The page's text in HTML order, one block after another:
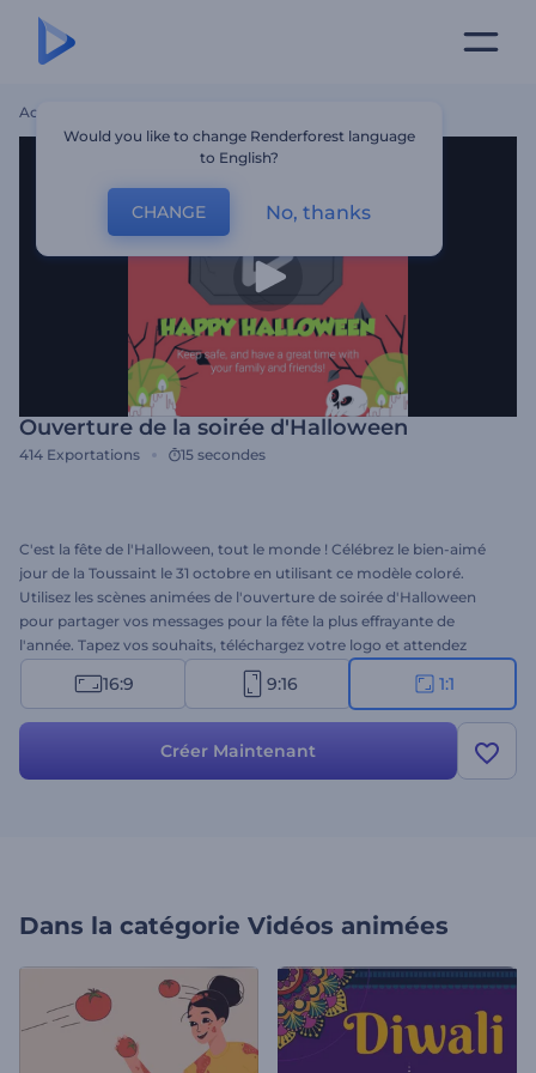
Accueil
Ouverture de la soirée d'Halloween
414 Exportations 15 secondes
C'est la fête de l'Halloween, tout le monde ! Célébrez le bien-aimé
jour de la Toussaint le 31 octobre en utilisant ce modèle coloré.
Utilisez les scènes animées de l'ouverture de soirée d'Halloween
pour partager vos messages pour la fête la plus effrayante de
l'année. Tapez vos souhaits, téléchargez votre logo et attendez
quelques minutes pour obtenir une animation vidéo
professionnelle. N'hésitez pas à l'utiliser pour des introductions de
Halloween, des ouvertures de présentation et bien d'autres projets.
16:9 9:16 1:1
Créer Maintenant
Dans la catégorie Vidéos animées
Would you like to change Renderforest language
to English?
CHANGE No, thanks